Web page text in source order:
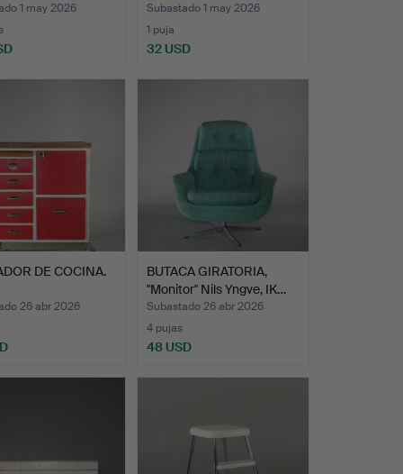
1 may 2026
Subastado 1 may 2026
1 puja
32 USD
DE COCINA.
26 abr 2026
BUTACA GIRATORIA,
"Monitor" Nils Yngve, IK…
Subastado 26 abr 2026
4 pujas
48 USD